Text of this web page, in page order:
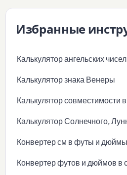
Избранные
Калькулятор ангельских чисел
Калькулятор знака Венеры
Калькулятор совместимости
Калькулятор Солнечного,
Конвертер см в футы и дюймы
Конвертер футов и дюймов в